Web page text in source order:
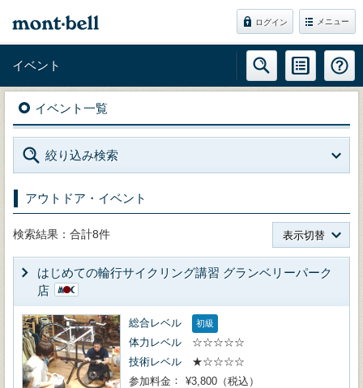
ログイン メニュー
イベント
イベント一覧
絞り込み検索
アウトドア・イベント
検索結果：合計8件 表示切替
はじめての輪行サイクリング講習 グランベリーパーク
店
総合レベル 初級
体力レベル
☆☆☆☆☆
技術レベル
★☆☆☆☆
参加料金
¥3,800（税込）